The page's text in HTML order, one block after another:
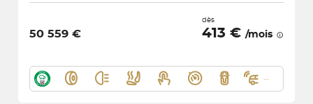
50 559 €
dès
413 € /mois